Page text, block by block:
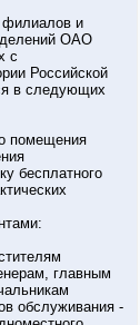
филиалов и
ОАО
с
Российской
в следующих
помещения
бесплатного
главным
обслуживания -